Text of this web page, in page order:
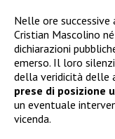
Nelle ore successive
Cristian Mascolino
dichiarazioni
emerso. Il loro
della veridicità delle
prese di posizione
un eventuale
vicenda.